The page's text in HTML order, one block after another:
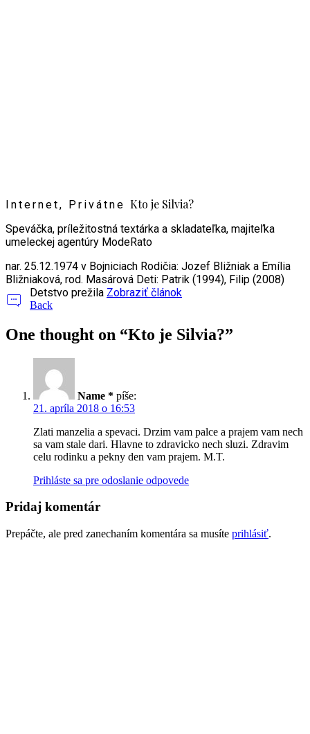
Internet, Privátne Kto je Silvia?
Speváčka, príležitostná textárka a skladateľka, majiteľka
umeleckej agentúry ModeRato
nar. 25.12.1974 v Bojniciach Rodičia: Jozef Bližniak a Emília
Bližniaková, rod. Masárová Deti: Patrik (1994), Filip (2008)
Detstvo prežila Zobraziť článok
Back
One thought on “Kto je Silvia?”
Name * píše:
21. apríla 2018 o 16:53
Zlati manzelia a spevaci. Drzim vam palce a prajem vam nech
sa vam stale dari. Hlavne to zdravicko nech sluzi. Zdravim
celu rodinku a pekny den vam prajem. M.T.
Prihláste sa pre odoslanie odpovede
Pridaj komentár
Prepáčte, ale pred zanechaním komentára sa musíte prihlásiť.